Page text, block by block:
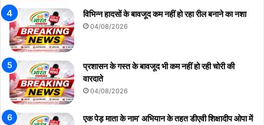
विभिन्न हादसों के बावजूद कम नहीं हो रहा रील बनाने का नशा
04/08/2026
प्रशासन के गस्त के बावजूद भी कम नहीं हो रही चोरी की
वारदाते
04/08/2026
एक पेड़ माता के नाम’ अभियान के तहत डीएवी शिक्षादीप ओपा में